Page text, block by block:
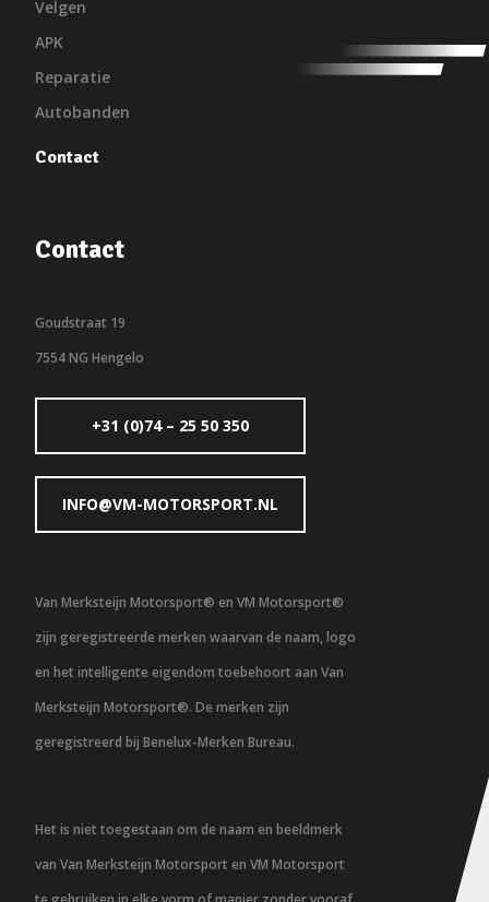
Velgen
APK
Reparatie
Autobanden
Contact
Contact
Goudstraat 19
7554 NG Hengelo
+31 (0)74 – 25 50 350
INFO@VM-MOTORSPORT.NL
Van Merksteijn Motorsport® en VM Motorsport®
zijn geregistreerde merken waarvan de naam, logo
en het intelligente eigendom toebehoort aan Van
Merksteijn Motorsport®. De merken zijn
geregistreerd bij Benelux-Merken Bureau.
Het is niet toegestaan om de naam en beeldmerk
van Van Merksteijn Motorsport en VM Motorsport